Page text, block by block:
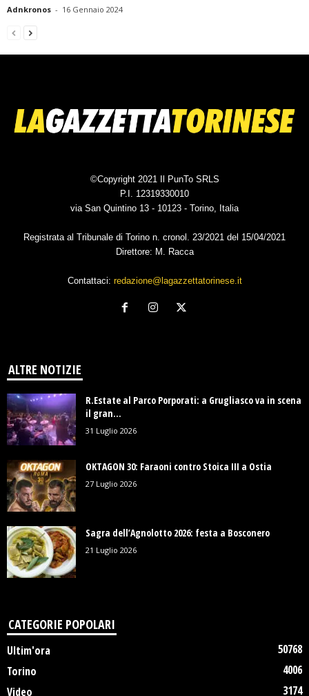
Adnkronos - 16 Gennaio 2024
©Copyright 2021 Il PunTo SRLS
P.I. 12319330010
via San Quintino 13 - 10123 - Torino, Italia
Registrata al Tribunale di Torino n. cronol. 23/2021 del 15/04/2021
Direttore: M. Racca
Contattaci: redazione@lagazzettatorinese.it
ALTRE NOTIZIE
R.Estate al Parco Porporati: a Grugliasco va in scena
il gran...
31 Luglio 2026
OKTAGON 30: Faraoni contro Stoica III a Ostia
27 Luglio 2026
Sagra dell’Agnolotto 2026: festa a Bosconero
21 Luglio 2026
CATEGORIE POPOLARI
Ultim'ora
50768
Torino
4006
Video
3174